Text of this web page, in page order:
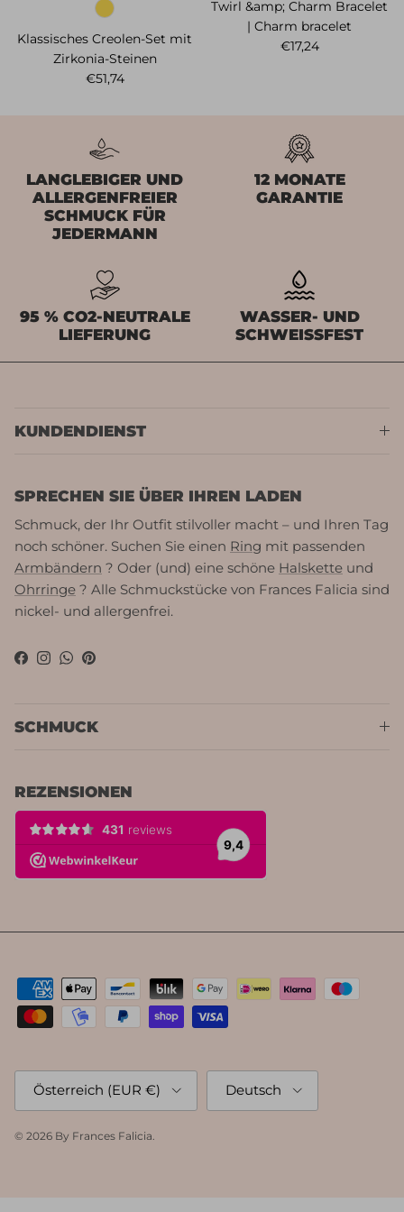
Klassisches Creolen-Set mit
Zirkonia-Steinen
Normaler Preis
€51,74
Twirl &amp; Charm Bracelet
| Charm bracelet
Normaler Preis
€17,24
LANGLEBIGER UND
ALLERGENFREIER
SCHMUCK FÜR
JEDERMANN
12 MONATE
GARANTIE
95 % CO2-NEUTRALE
LIEFERUNG
WASSER- UND
SCHWEISSFEST
KUNDENDIENST
SPRECHEN SIE ÜBER IHREN LADEN
Schmuck, der Ihr Outfit stilvoller macht – und Ihren Tag
noch schöner. Suchen Sie einen Ring mit passenden
Armbändern ? Oder (und) eine schöne Halskette und
Ohrringe ? Alle Schmuckstücke von Frances Falicia sind
nickel- und allergenfrei.
Facebook
Instagram
WhatsApp
Pinterest
SCHMUCK
REZENSIONEN
Land/Region
Österreich (EUR €)
Sprache
Deutsch
© 2026 By Frances Falicia